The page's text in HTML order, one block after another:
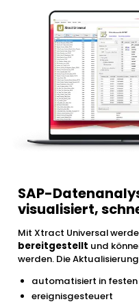
SAP-
visualisiert,
Mit Xtract Universal
bereitgestellt und
werden. Die
automatisiert in
ereignisgesteuert